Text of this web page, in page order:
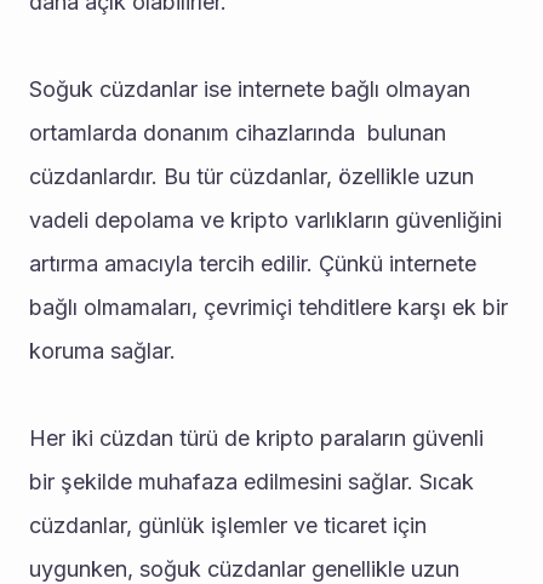
Soğuk cüzdanlar ise internete bağlı olmayan
ortamlarda donanım cihazlarında  bulunan
cüzdanlardır. Bu tür cüzdanlar, özellikle uzun
vadeli depolama ve kripto varlıkların güvenliğini
artırma amacıyla tercih edilir. Çünkü internete
bağlı olmamaları, çevrimiçi tehditlere karşı ek bir
koruma sağlar.
Her iki cüzdan türü de kripto paraların güvenli
bir şekilde muhafaza edilmesini sağlar. Sıcak
cüzdanlar, günlük işlemler ve ticaret için
uygunken, soğuk cüzdanlar genellikle uzun